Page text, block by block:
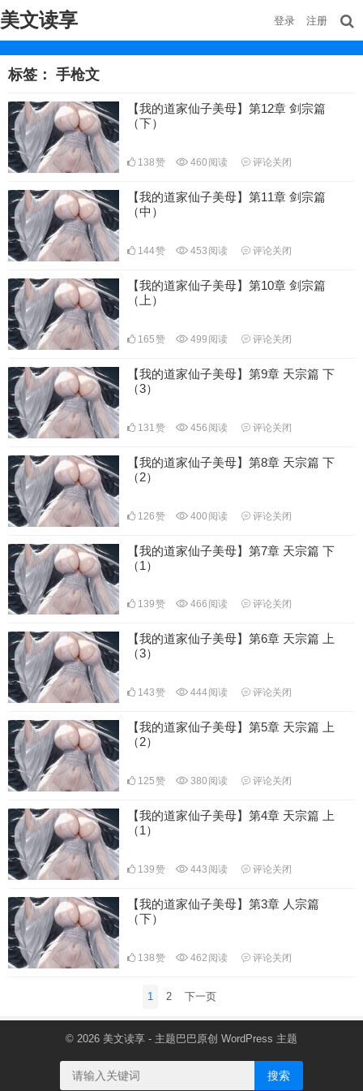
美文读享 登录 注册
标签： 手枪文
【我的道家仙子美母】第12章 剑宗篇
（下）
138赞 460 阅读 评论关闭
【我的道家仙子美母】第11章 剑宗篇
（中）
144赞 453 阅读 评论关闭
【我的道家仙子美母】第10章 剑宗篇
（上）
165赞 499 阅读 评论关闭
【我的道家仙子美母】第9章 天宗篇 下
（3）
131 赞 456 阅读 评论关闭
【我的道家仙子美母】第8章 天宗篇 下
（2）
126赞 400 阅读 评论关闭
【我的道家仙子美母】第7章 天宗篇 下
（1）
139赞 466 阅读 评论关闭
【我的道家仙子美母】第6章 天宗篇 上
（3）
143赞 444阅读 评论关闭
【我的道家仙子美母】第5章 天宗篇 上
（2）
125赞 380 阅读 评论关闭
【我的道家仙子美母】第4章 天宗篇 上
（1）
139赞 443 阅读 评论关闭
【我的道家仙子美母】第3章 人宗篇
（下）
138赞 462 阅读 评论关闭
1 2 下一页
© 2026 美文读享 - 主题巴巴原创 WordPress 主题
搜索